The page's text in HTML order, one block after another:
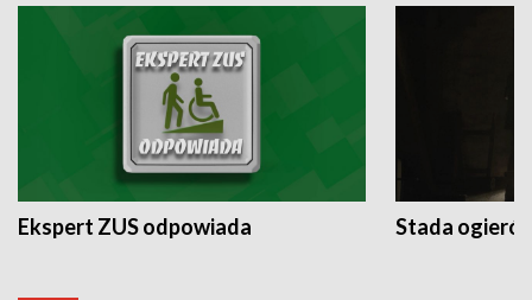
Ekspert ZUS odpowiada Stada